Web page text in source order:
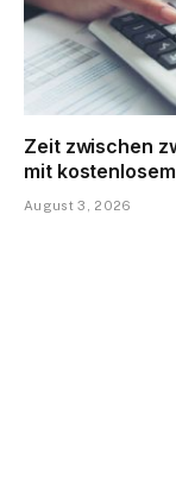
Zeit zwischen
mit
August 3, 2026